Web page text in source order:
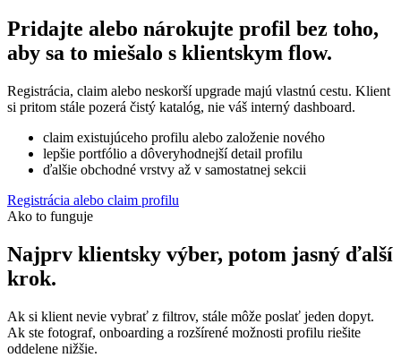
Pridajte alebo nárokujte profil bez toho,
aby sa to miešalo s klientskym flow.
Registrácia, claim alebo neskorší upgrade majú vlastnú cestu. Klient
si pritom stále pozerá čistý katalóg, nie váš interný dashboard.
claim existujúceho profilu alebo založenie nového
lepšie portfólio a dôveryhodnejší detail profilu
ďalšie obchodné vrstvy až v samostatnej sekcii
Registrácia alebo claim profilu
Ako to funguje
Najprv klientsky výber, potom jasný ďalší
krok.
Ak si klient nevie vybrať z filtrov, stále môže poslať jeden dopyt.
Ak ste fotograf, onboarding a rozšírené možnosti profilu riešite
oddelene nižšie.